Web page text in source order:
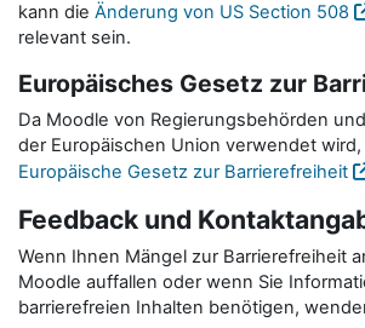
kann die Änderung von US Section 508
relevant sein.
Europäisches Gesetz zur
Da Moodle von Regierungsbehörden
der Europäischen Union verwendet
Europäische Gesetz zur Barrierefreiheit
Feedback und
Wenn Ihnen Mängel zur Barrierefreiheit
Moodle auffallen oder wenn Sie
barrierefreien Inhalten benötigen,